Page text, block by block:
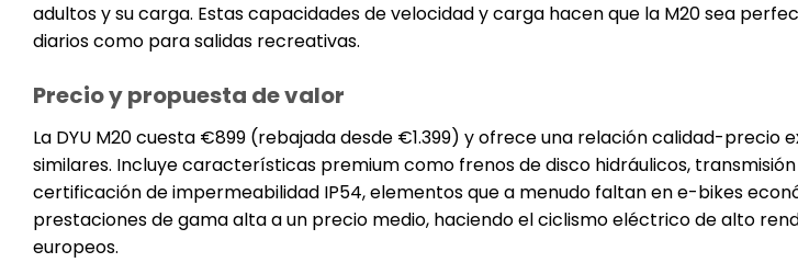
adultos y su carga. Estas capacidades de velocidad y carga hacen que la M20 sea
diarios como para salidas recreativas.
Precio y propuesta de valor
La DYU M20 cuesta €899 (rebajada desde €1.399) y ofrece una relación calidad-
similares. Incluye características premium como frenos de disco hidráulicos,
certificación de impermeabilidad IP54, elementos que a menudo faltan en e-bikes
prestaciones de gama alta a un precio medio, haciendo el ciclismo eléctrico de alto
europeos.